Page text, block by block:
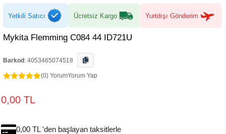
Yetkili Satıcı Ücretsiz Kargo Yurtdışı Gönderim
Mykita Flemming C084 44 ID721U
Barkod : 4053465074518
(0) YorumYorum Yap
0,00 TL
0,00 TL 'den başlayan taksitlerle